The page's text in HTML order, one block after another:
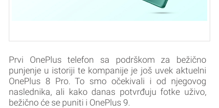
Prvi OnePlus telefon sa podrškom za bežično
punjenje u istoriji te kompanije je još uvek aktuelni
OnePlus 8 Pro. To smo očekivali i od njegovog
naslednika, ali kako danas potvrđuju fotke uživo,
bežično će se puniti i OnePlus 9.